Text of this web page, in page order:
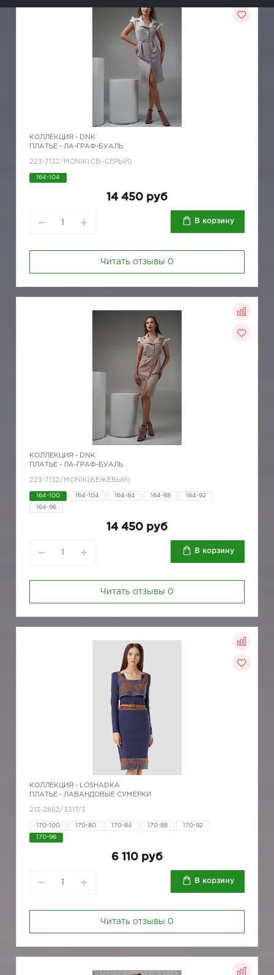
КОЛЛЕКЦИЯ - DNK
ПЛАТЬЕ - ЛА-ГРАФ-БУАЛЬ
223-7132/MONIK(СВ.-СЕРЫЙ)
164-104
14 450 руб
В корзину
Читать отзывы 0
КОЛЛЕКЦИЯ - DNK
ПЛАТЬЕ - ЛА-ГРАФ-БУАЛЬ
223-7132/MONIK(БЕЖЕВЫЙ)
164-100 164-104 164-84 164-88 164-92
164-96
14 450 руб
В корзину
Читать отзывы 0
КОЛЛЕКЦИЯ - LOSHADKA
ПЛАТЬЕ - ЛАВАНДОВЫЕ СУМЕРКИ
213-2862/3317/3
170-100 170-80 170-84 170-88 170-92
170-96
6 110 руб
В корзину
Читать отзывы 0